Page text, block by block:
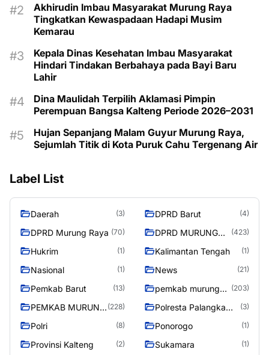
Akhirudin Imbau Masyarakat Murung Raya
Tingkatkan Kewaspadaan Hadapi Musim
Kemarau
Kepala Dinas Kesehatan Imbau Masyarakat
Hindari Tindakan Berbahaya pada Bayi Baru
Lahir
Dina Maulidah Terpilih Aklamasi Pimpin
Perempuan Bangsa Kalteng Periode 2026–2031
Hujan Sepanjang Malam Guyur Murung Raya,
Sejumlah Titik di Kota Puruk Cahu Tergenang Air
Label List
Daerah (3) DPRD Barut (4)
DPRD Murung Raya (70)
DPRD MURUNG
(423)
Hukrim (1) Kalimantan Tengah (1)
Nasional (1) News (21)
Pemkab Barut (13)
pemkab murung
(203)
PEMKAB MURUNG (228)
Polresta Palangka
(3)
Polri (8) Ponorogo (1)
Provinsi Kalteng (2) Sukamara (1)